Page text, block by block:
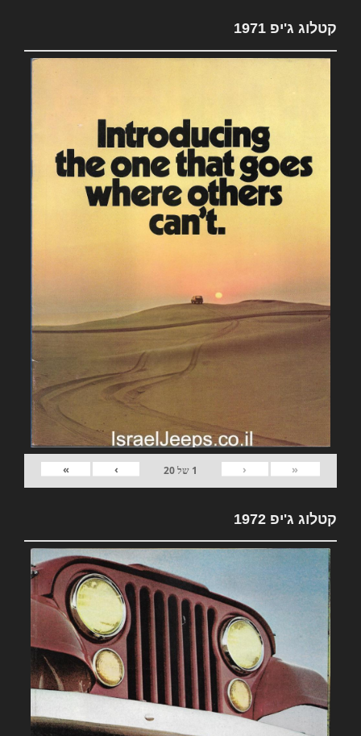
קטלוג ג'יפ 1971
«
‹
1 של20
›
»
קטלוג ג'יפ 1972